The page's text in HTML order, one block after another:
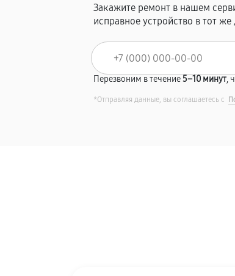
Закажите ремонт в нашем
исправное устройство в тот же
Перезвоним в течение5–10 минут,
*Отправляя данные, вы соглашаетесь с